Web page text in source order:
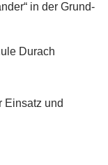
in der Grund-
Durach
Einsatz und